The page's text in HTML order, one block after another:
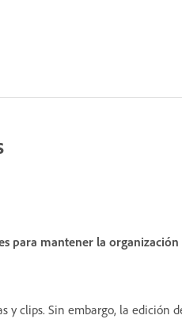
para mantener la
y clips. Sin embargo, la edición